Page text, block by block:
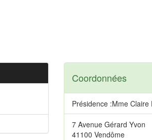
Coordonnées
Présidence :Mme
7 Avenue Gérard Yvon
41100 Vendôme